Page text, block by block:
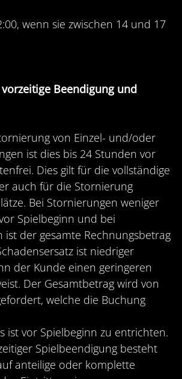
wenn sie zwischen 14 und 17
Beendigung und
von Einzel- und/oder
ist dies bis 24 Stunden vor
Dies gilt für die vollständige
auch für die Stornierung
Bei Stornierungen weniger
Spielbeginn und bei
ist der gesamte Rechnungsbetrag
ist niedriger
der Kunde einen geringeren
Der Gesamtbetrag wird von
welche die Buchung
ist vor Spielbeginn zu entrichten.
Spielbeendigung besteht
anteilige oder komplette